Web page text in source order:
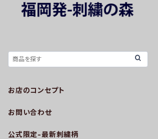
お店のコンセプト
お問い合わせ
公式限定-最新刺繍柄